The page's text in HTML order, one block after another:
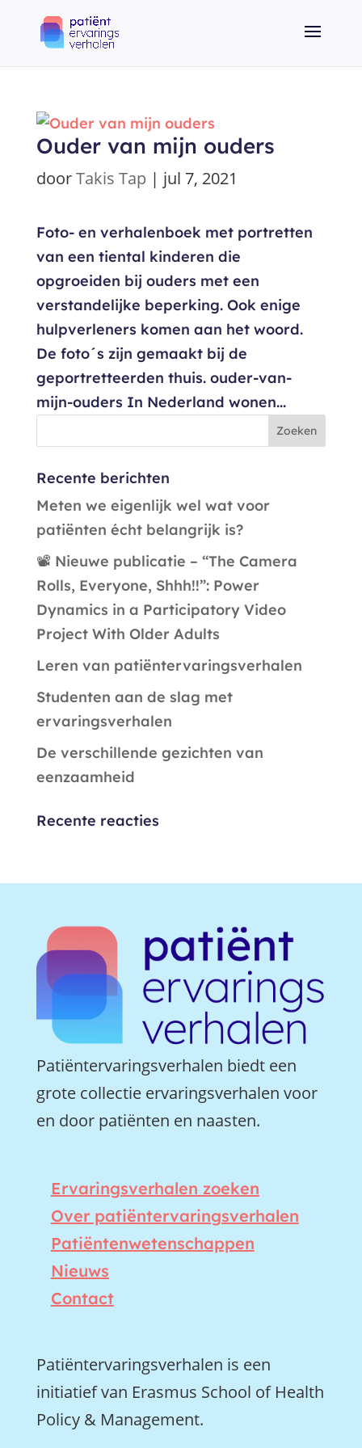
Ouder van mijn ouders
doorTakis Tap | jul 7, 2021
Foto- en verhalenboek met portretten
van een tiental kinderen die
opgroeiden bij ouders met een
verstandelijke beperking. Ook enige
hulpverleners komen aan het woord.
De foto´s zijn gemaakt bij de
geportretteerden thuis. ouder-van-
mijn-ouders In Nederland wonen...
Recente berichten
Meten we eigenlijk wel wat voor
patiënten écht belangrijk is?
📽️ Nieuwe publicatie – “The Camera
Rolls, Everyone, Shhh!!”: Power
Dynamics in a Participatory Video
Project With Older Adults
Leren van patiëntervaringsverhalen
Studenten aan de slag met
ervaringsverhalen
De verschillende gezichten van
eenzaamheid
Recente reacties
Patiëntervaringsverhalen biedt een
grote collectie ervaringsverhalen voor
en door patiënten en naasten.
Ervaringsverhalen zoeken
Over patiëntervaringsverhalen
Patiëntenwetenschappen
Nieuws
Contact
Patiëntervaringsverhalen is een
initiatief van Erasmus School of Health
Policy & Management.